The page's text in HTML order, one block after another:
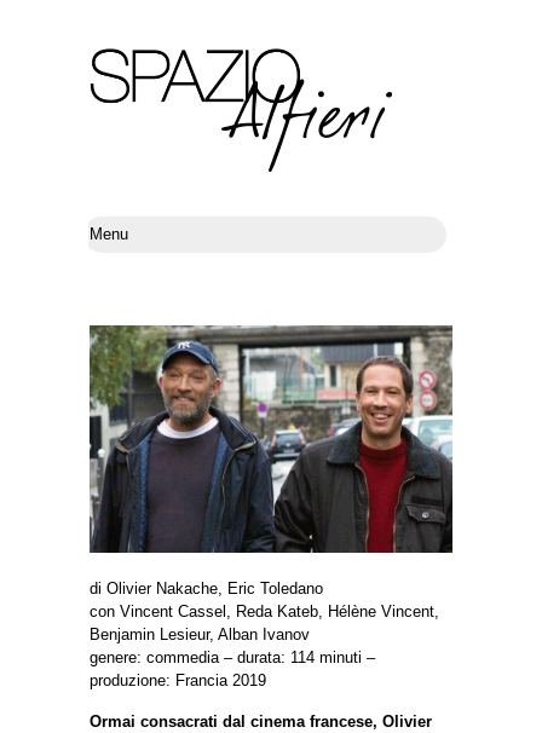
di Olivier Nakache, Eric Toledano
con Vincent Cassel, Reda Kateb, Hélène Vincent,
Benjamin Lesieur, Alban Ivanov
genere: commedia – durata: 114 minuti –
produzione: Francia 2019
Ormai consacrati dal cinema francese, Olivier